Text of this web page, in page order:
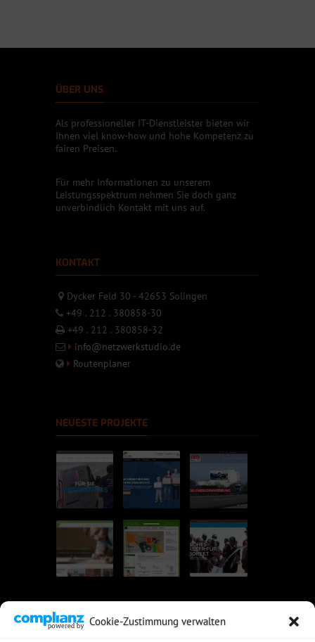
Cookie-Zustimmung verwalten
ÜBER UNS
Als professioneller IT-Dienstleister bieten wir
Ihnen viel know-how und hohe Kompetenz zu
fairen Preisen.
Für mehr Informationen zu unserem
Leistungsspektrum nehmen Sie doch ganz
unverbindlich Kontakt mit uns auf.
KONTAKT
Dycker Feld 30 - 42653 Solingen
+49 . 212 . 380858-30
+49 . 212 . 380858-32
info@netzwerkstudio.de
Routenplaner
NEUESTE PROJEKTE